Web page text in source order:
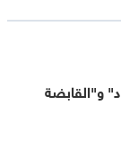
و"القابضة